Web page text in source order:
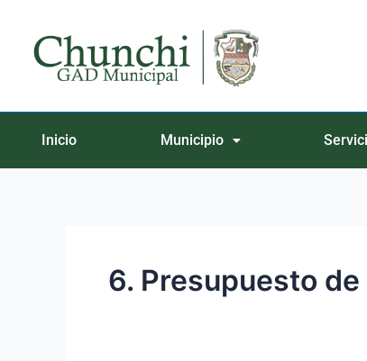
contenido
Inicio Municipio
6. Presupuesto